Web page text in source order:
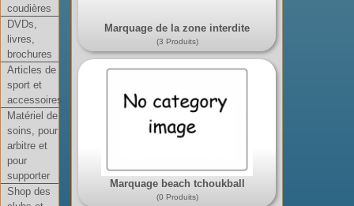
coudières
DVDs,
livres,
brochures
Articles de
sport et
accessoires
Matériel de
soins, pour
arbitre et
pour
supporter
Shop des
Marquage de la zone interdite
(3 Produits)
Marquage beach tchoukball
(0 Produits)